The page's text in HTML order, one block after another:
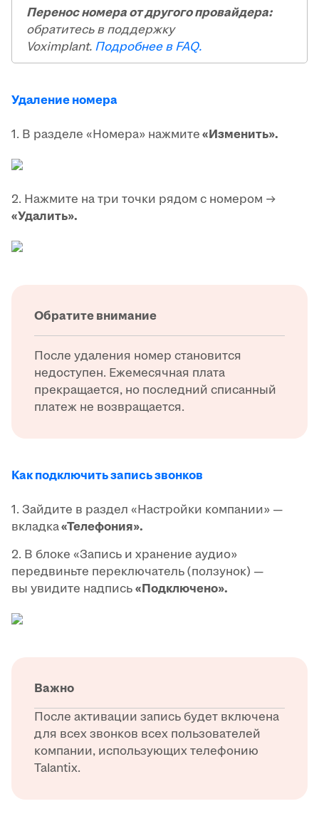
Перенос номера от другого провайдера:
обратитесь в поддержку
Voximplant. Подробнее в FAQ.
Удаление номера
1. В разделе «Номера» нажмите «Изменить».
2. Нажмите на три точки рядом с номером →
«Удалить».
Обратите внимание
После удаления номер становится
недоступен. Ежемесячная плата
прекращается, но последний списанный
платеж не возвращается.
Как подключить запись звонков
1. Зайдите в раздел «Настройки компании» —
вкладка«Телефония».
2. В блоке «Запись и хранение аудио»
передвиньте переключатель (ползунок) —
вы увидите надпись «Подключено».
Важно
После активации запись будет включена
для всех звонков всех пользователей
компании, использующих телефонию
Talantix.